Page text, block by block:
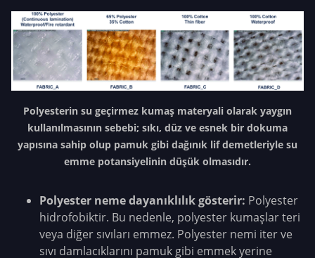
Polyesterin su geçirmez kumaş materyali olarak yaygın
kullanılmasının sebebi; sıkı, düz ve esnek bir dokuma
yapısına sahip olup pamuk gibi dağınık lif demetleriyle su
emme potansiyelinin düşük olmasıdır.
Polyester neme dayanıklılık gösterir: Polyester
hidrofobiktir. Bu nedenle, polyester kumaşlar teri
veya diğer sıvıları emmez. Polyester nemi iter ve
sıvı damlacıklarını pamuk gibi emmek yerine